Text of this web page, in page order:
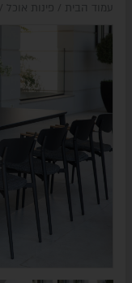
עמוד הבית פינות אוכל